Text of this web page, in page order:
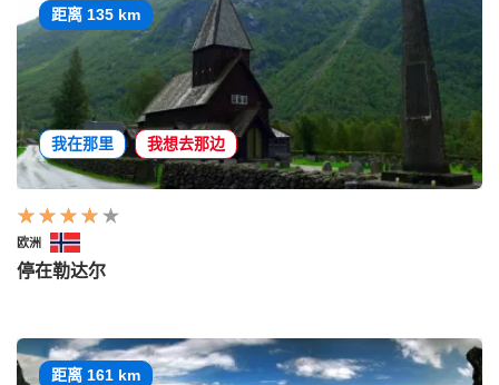
距离 135 km
我在那里 我想去那边
欧洲
停在勒达尔
距离 161 km